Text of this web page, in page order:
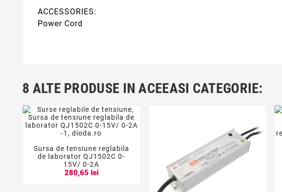
ACCESSORIES:
Power Cord
8 ALTE PRODUSE IN ACEEASI CATEGORIE:
  
Sursa de tensiune reglabila
de laborator QJ1502C 0-
15V/ 0-2A
280,65 lei